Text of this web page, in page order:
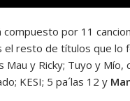
compuesto por 11
el resto de títulos que lo
Mau y Ricky; Tuyo y Mío,
KESI; 5 pa´las 12 y